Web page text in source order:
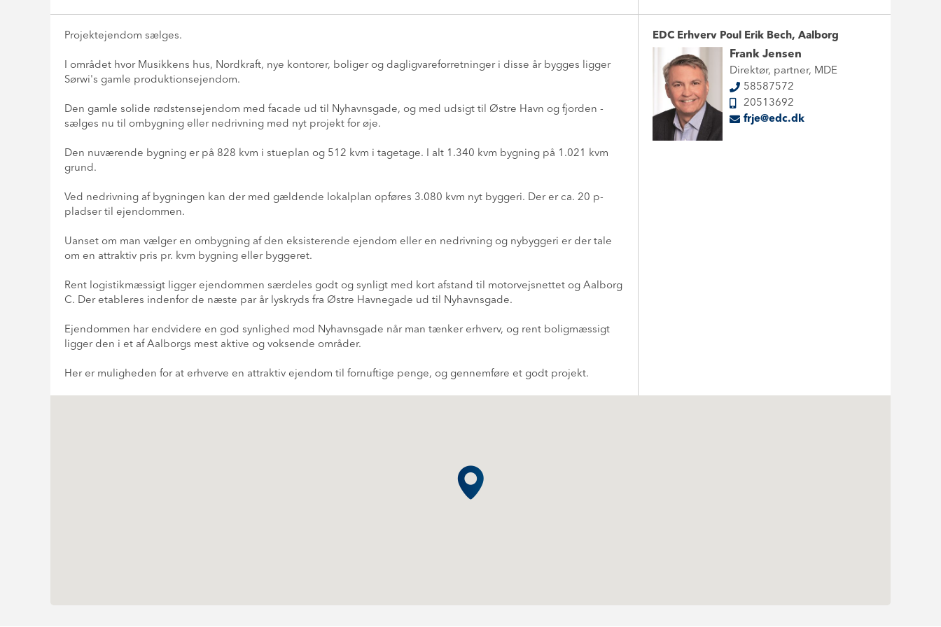
Projektejendom sælges.
I området hvor Musikkens hus, Nordkraft, nye kontorer, boliger og dagligvareforretninger i disse år bygges ligger
Sørwi's gamle produktionsejendom.
Den gamle solide rødstensejendom med facade ud til Nyhavnsgade, og med udsigt til Østre Havn og fjorden -
sælges nu til ombygning eller nedrivning med nyt projekt for øje.
Den nuværende bygning er på 828 kvm i stueplan og 512 kvm i tagetage. I alt 1.340 kvm bygning på 1.021 kvm
grund.
Ved nedrivning af bygningen kan der med gældende lokalplan opføres 3.080 kvm nyt byggeri. Der er ca. 20 p-
pladser til ejendommen.
Uanset om man vælger en ombygning af den eksisterende ejendom eller en nedrivning og nybyggeri er der tale
om en attraktiv pris pr. kvm bygning eller byggeret.
Rent logistikmæssigt ligger ejendommen særdeles godt og synligt med kort afstand til motorvejsnettet og Aalborg
C. Der etableres indenfor de næste par år lyskryds fra Østre Havnegade ud til Nyhavnsgade.
Ejendommen har endvidere en god synlighed mod Nyhavnsgade når man tænker erhverv, og rent boligmæssigt
ligger den i et af Aalborgs mest aktive og voksende områder.
Her er muligheden for at erhverve en attraktiv ejendom til fornuftige penge, og gennemføre et godt projekt.
EDC Erhverv Poul Erik Bech, Aalborg
Frank Jensen
Direktør, partner, MDE
58587572
20513692
frje@edc.dk